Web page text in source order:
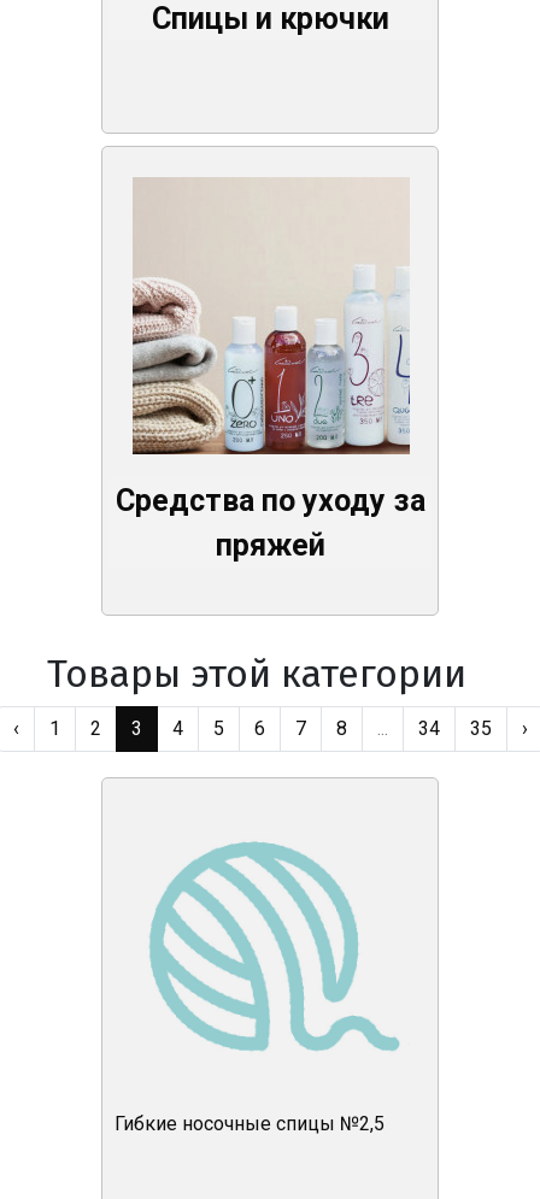
Спицы и крючки
Средства по уходу за
пряжей
Товары этой категории
‹ 1 2 3 4 5 6 7 8 ... 34 35 ›
Гибкие носочные спицы №2,5